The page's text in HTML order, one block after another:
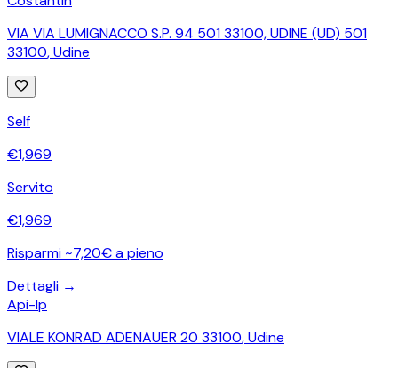
VIA VIA LUMIGNACCO S.P. 94 501 33100, UDINE (UD) 501
33100,Udine
Self
€1,969
Servito
€1,969
Risparmi ~7,20€ a pieno
Dettagli →
Api-Ip
VIALE KONRAD ADENAUER 20 33100,Udine